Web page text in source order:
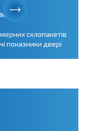
склопакетів
показники двері